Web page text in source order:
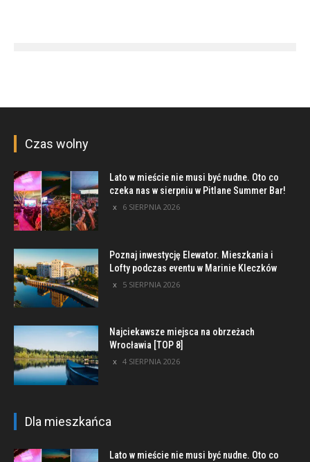
Czas wolny
Lato w mieście nie musi być nudne. Oto co
czeka nas w sierpniu w Pitlane Summer Bar!
6 SIERPNIA 2026
Poznaj inwestycję Elewator. Mieszkania i
Lofty podczas eventu w Marinie Kleczków
5 SIERPNIA 2026
Najciekawsze miejsca na obrzeżach
Wrocławia [TOP 8]
4 SIERPNIA 2026
Dla mieszkańca
Lato w mieście nie musi być nudne. Oto co